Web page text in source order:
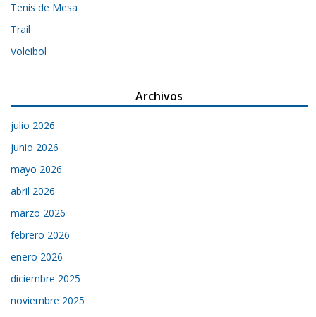
Tenis de Mesa
Trail
Voleibol
Archivos
julio 2026
junio 2026
mayo 2026
abril 2026
marzo 2026
febrero 2026
enero 2026
diciembre 2025
noviembre 2025